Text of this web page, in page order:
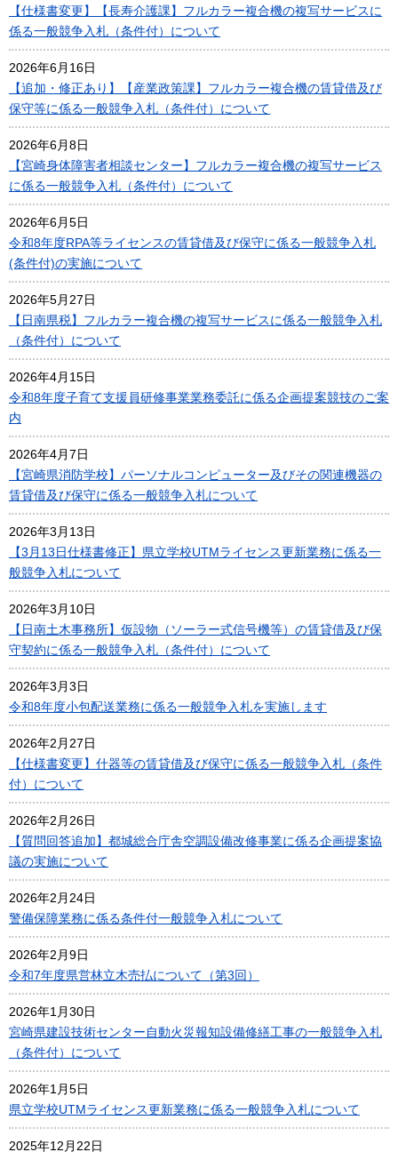
【仕様書変更】【長寿介護課】フルカラー複合機の複写サービスに
係る一般競争入札（条件付）について
2026年6月16日
【追加・修正あり】【産業政策課】フルカラー複合機の賃貸借及び
保守等に係る一般競争入札（条件付）について
2026年6月8日
【宮崎身体障害者相談センター】フルカラー複合機の複写サービス
に係る一般競争入札（条件付）について
2026年6月5日
令和8年度RPA等ライセンスの賃貸借及び保守に係る一般競争入札
(条件付)の実施について
2026年5月27日
【日南県税】フルカラー複合機の複写サービスに係る一般競争入札
（条件付）について
2026年4月15日
令和8年度子育て支援員研修事業業務委託に係る企画提案競技のご案
内
2026年4月7日
【宮崎県消防学校】パーソナルコンピューター及びその関連機器の
賃貸借及び保守に係る一般競争入札について
2026年3月13日
【3月13日仕様書修正】県立学校UTMライセンス更新業務に係る一
般競争入札について
2026年3月10日
【日南土木事務所】仮設物（ソーラー式信号機等）の賃貸借及び保
守契約に係る一般競争入札（条件付）について
2026年3月3日
令和8年度小包配送業務に係る一般競争入札を実施します
2026年2月27日
【仕様書変更】什器等の賃貸借及び保守に係る一般競争入札（条件
付）について
2026年2月26日
【質問回答追加】都城総合庁舎空調設備改修事業に係る企画提案協
議の実施について
2026年2月24日
警備保障業務に係る条件付一般競争入札について
2026年2月9日
令和7年度県営林立木売払について（第3回）
2026年1月30日
宮崎県建設技術センター自動火災報知設備修繕工事の一般競争入札
（条件付）について
2026年1月5日
県立学校UTMライセンス更新業務に係る一般競争入札について
2025年12月22日